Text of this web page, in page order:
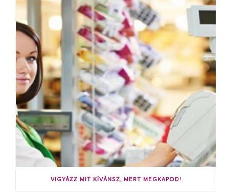
VIGYÁZZ MIT KÍVÁNSZ, MERT MEGKAPOD!